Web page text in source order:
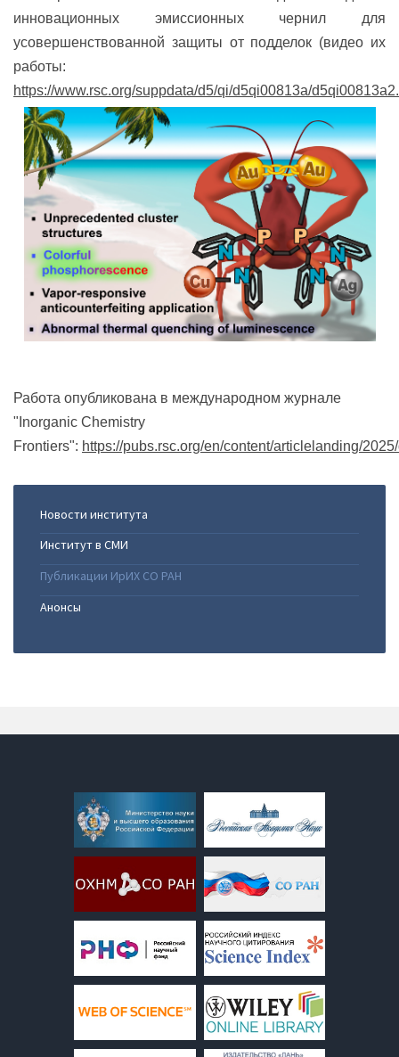
инновационных эмиссионных чернил для
усовершенствованной защиты от подделок (видео их
работы:
https://www.rsc.org/suppdata/d5/qi/d5qi00813a/
Работа опубликована в международном журнале
"Inorganic Chemistry
Frontiers": https://pubs.rsc.org/en/content/articlelanding/
Новости института
Институт в СМИ
Публикации ИрИХ СО РАН
Анонсы